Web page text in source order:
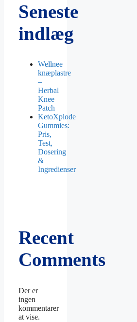
Seneste
indlæg
Wellnee
knæplastre
–
Herbal
Knee
Patch
KetoXplode
Gummies:
Pris,
Test,
Dosering
&
Ingredienser
Recent
Comments
Der er
ingen
kommentarer
at vise.